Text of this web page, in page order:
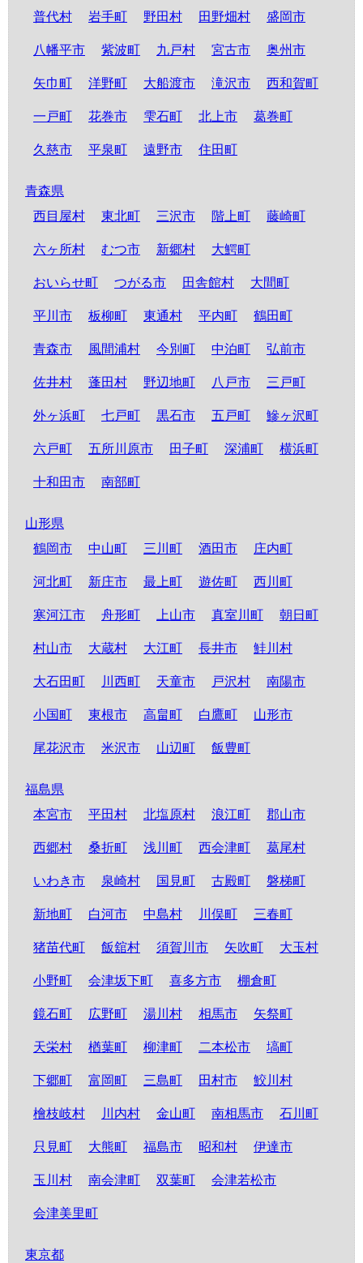
普代村 岩手町 野田村 田野畑村 盛岡市
八幡平市 紫波町 九戸村 宮古市 奥州市
矢巾町 洋野町 大船渡市 滝沢市 西和賀町
一戸町 花巻市 雫石町 北上市 葛巻町
久慈市 平泉町 遠野市 住田町
青森県
西目屋村
東北町 三沢市 階上町 藤崎町
六ヶ所村 むつ市 新郷村 大鰐町
おいらせ町 つがる市 田舎館村 大間町
平川市 板柳町 東通村 平内町 鶴田町
青森市 風間浦村 今別町 中泊町 弘前市
佐井村 蓬田村 野辺地町 八戸市 三戸町
外ヶ浜町 七戸町 黒石市 五戸町 鰺ヶ沢町
六戸町 五所川原市 田子町 深浦町 横浜町
十和田市 南部町
山形県
鶴岡市
中山町 三川町 酒田市 庄内町
河北町 新庄市 最上町 遊佐町 西川町
寒河江市 舟形町 上山市 真室川町 朝日町
村山市 大蔵村 大江町 長井市 鮭川村
大石田町 川西町 天童市 戸沢村 南陽市
小国町 東根市 高畠町 白鷹町 山形市
尾花沢市 米沢市 山辺町 飯豊町
福島県
本宮市
平田村 北塩原村 浪江町 郡山市
西郷村 桑折町 浅川町 西会津町 葛尾村
いわき市 泉崎村 国見町 古殿町 磐梯町
新地町 白河市 中島村 川俣町 三春町
猪苗代町 飯舘村 須賀川市 矢吹町 大玉村
小野町 会津坂下町 喜多方市 棚倉町
鏡石町 広野町 湯川村 相馬市 矢祭町
天栄村 楢葉町 柳津町 二本松市 塙町
下郷町 富岡町 三島町 田村市 鮫川村
檜枝岐村 川内村 金山町 南相馬市 石川町
只見町 大熊町 福島市 昭和村 伊達市
玉川村 南会津町 双葉町 会津若松市
会津美里町
東京都